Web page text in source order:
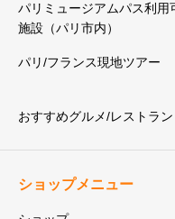
パリミュージアムパス利用
施設（パリ市内）
パリ/フランス現地ツアー
おすすめグルメ/レストラン
ショップメニュー